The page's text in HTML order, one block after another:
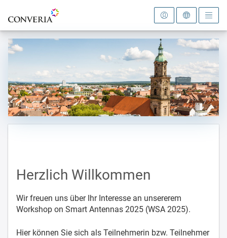
Zur Startseite
Herzlich Willkommen
Wir freuen uns über Ihr Interesse an unsererem
Workshop on Smart Antennas 2025 (WSA 2025).
Hier können Sie sich als Teilnehmerin bzw. Teilnehmer